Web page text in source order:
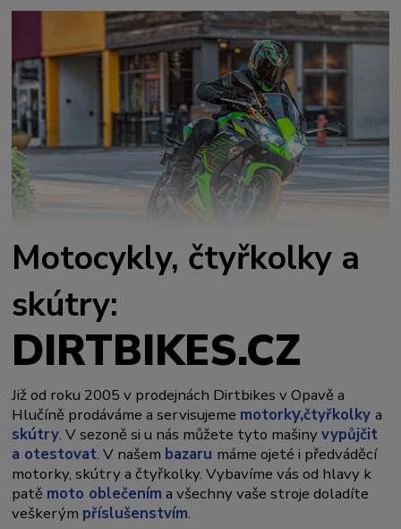
Motocykly, čtyřkolky a
skútry:
DIRTBIKES.CZ
Již od roku 2005 v prodejnách Dirtbikes v Opavě a
Hlučíně prodáváme a servisujeme motorky,čtyřkolkya
skútry. V sezoně si u nás můžete tyto mašinyvypůjčit
a otestovat. V našem bazaru máme ojeté i předváděcí
motorky, skútry a čtyřkolky. Vybavíme vás od hlavy k
patě moto oblečením a všechny vaše stroje doladíte
veškerým příslušenstvím.